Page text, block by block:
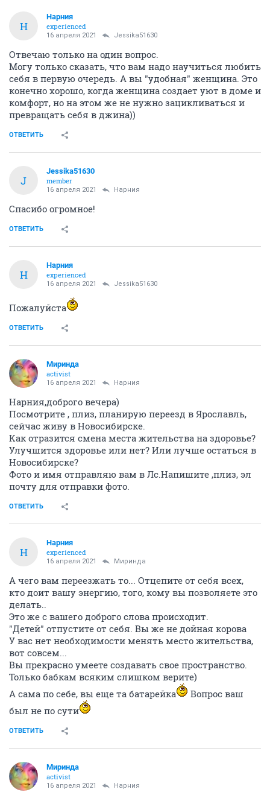
Н
Нарния
experienced
16 апреля 2021 Jessika51630
Отвечаю только на один вопрос.
Могу только сказать, что вам надо научиться любить
себя в первую очередь. А вы "удобная" женщина. Это
конечно хорошо, когда женщина создает уют в доме и
комфорт, но на этом же не нужно зацикливаться и
превращать себя в джина))
ОТВЕТИТЬ
J
Jessika51630
member
16 апреля 2021 Нарния
Спасибо огромное!
ОТВЕТИТЬ
Н
Нарния
experienced
16 апреля 2021 Jessika51630
Пожалуйста
ОТВЕТИТЬ
Миринда
activist
16 апреля 2021 Нарния
Нарния,доброго вечера)
Посмотрите , плиз, планирую переезд в Ярославль,
сейчас живу в Новосибирске.
Как отразится смена места жительства на здоровье?
Улучшится здоровье или нет? Или лучше остаться в
Новосибирске?
Фото и имя отправляю вам в Лс.Напишите ,плиз, эл
почту для отправки фото.
ОТВЕТИТЬ
Н
Нарния
experienced
16 апреля 2021 Миринда
А чего вам переезжать то... Отцепите от себя всех,
кто доит вашу энергию, того, кому вы позволяете это
делать..
Это же с вашего доброго слова происходит.
"Детей" отпустите от себя. Вы же не дойная корова
У вас нет необходимости менять место жительства,
вот совсем...
Вы прекрасно умеете создавать свое пространство.
Только бабкам всяким слишком верите)
А сама по себе, вы еще та батарейка
Вопрос ваш
был не по сути
ОТВЕТИТЬ
Миринда
activist
16 апреля 2021 Нарния